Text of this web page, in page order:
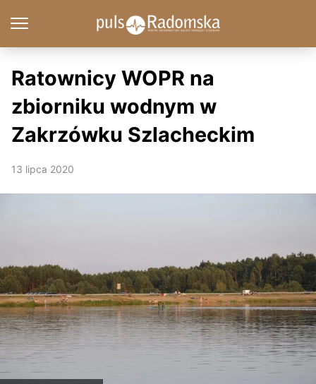
Ratownicy WOPR na
zbiorniku wodnym w
Zakrzówku Szlacheckim
13 lipca 2020